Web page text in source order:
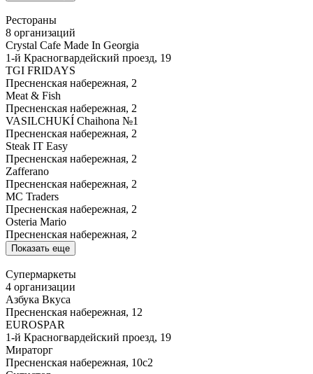
Рестораны
8 организаций
Crystal Cafe Made In Georgia
1-й Красногвардейский проезд, 19
TGI FRIDAYS
Пресненская набережная, 2
Meat & Fish
Пресненская набережная, 2
VASILCHUKÍ Chaihona №1
Пресненская набережная, 2
Steak IT Easy
Пресненская набережная, 2
Zafferano
Пресненская набережная, 2
MC Traders
Пресненская набережная, 2
Osteria Mario
Пресненская набережная, 2
Показать еще
Супермаркеты
4 организации
Азбука Вкуса
Пресненская набережная, 12
EUROSPAR
1-й Красногвардейский проезд, 19
Мираторг
Пресненская набережная, 10с2